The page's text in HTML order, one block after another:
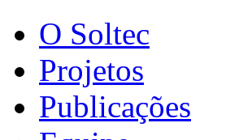
O Soltec
Projetos
Publicações